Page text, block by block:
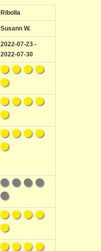
Ribolla
Susann W.
2022-07-23 -
2022-07-30